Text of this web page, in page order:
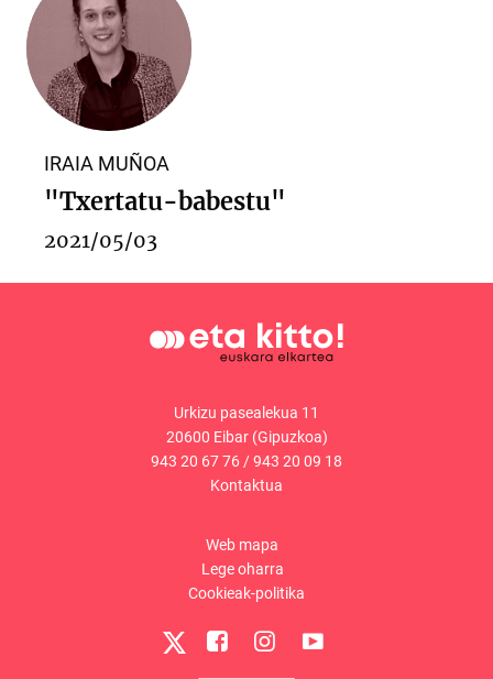
IRAIA MUÑOA
"Txertatu-babestu"
2021/05/03
Urkizu pasealekua 11
20600 Eibar (Gipuzkoa)
943 20 67 76 /943 20 09 18
Kontaktua
Web mapa
Lege oharra
Cookieak-politika